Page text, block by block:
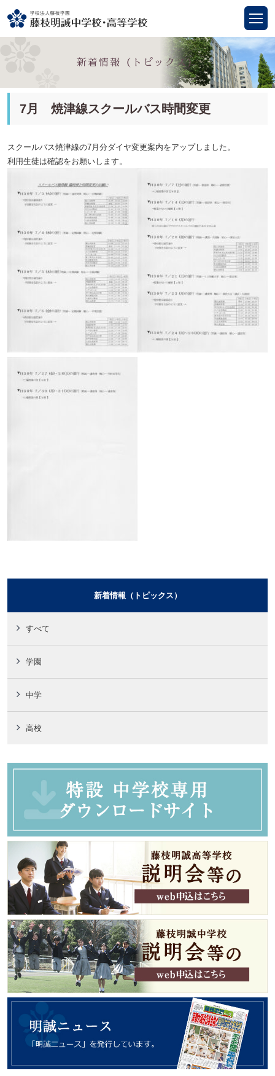
新着情報（トピックス）
7月 焼津線スクールバス時間変更
スクールバス焼津線の7月分ダイヤ変更案内をアップしました。
利用生徒は確認をお願いします。
新着情報（トピックス）
すべて
学園
中学
高校